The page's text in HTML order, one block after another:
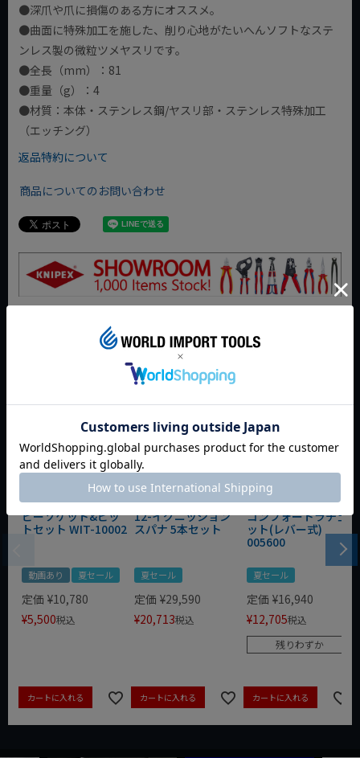
●深爪や爪に損傷のある方にオススメ。
●曲面に特殊加工を施した、削り心地がたいへんソフトなステ
ンレス製の微粒ツメヤスリです。
●全長（mm）：81
●重量（g）：4
●材質：本体・ステンレス鋼/ヤスリ部・ステンレス特殊加工
（エッチング）
返品特約について
商品についてのお問い合わせ
今週のおすすめアイテム
WIT 1/4dr 20pcスタ
ビーソケット&ビッ
トセット WIT-10002
動画あり 夏セール
定価 ¥10,780
¥5,500税込
カートに入れる
WIT/STAHLWILLE
12-イグニッション
スパナ 5本セット
夏セール
定価 ¥29,590
¥20,713税込
カートに入れる
WERA ZYKLOP 1/4"
コンフォートラチェ
ット(レバー式)
005600
夏セール
定価 ¥16,940
¥12,705税込
残りわずか
カートに入れる